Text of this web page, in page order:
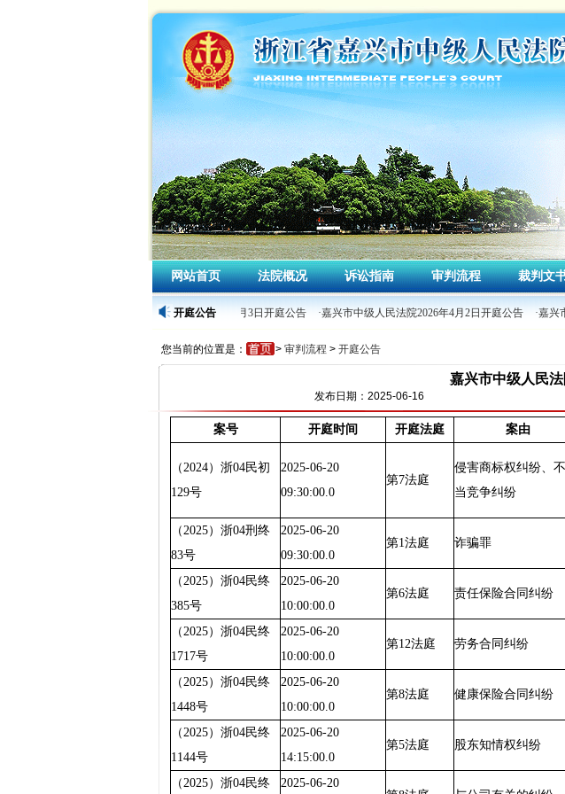
网站首页 法院概况 诉讼指南 审判流程 裁判文
开庭公告
·嘉兴市中级人民法院2026年4月3日开庭公告 ·嘉兴市中级人民法院2026年4月2日开庭公告 ·嘉兴
您当前的位置是： > 审判流程 > 开庭公告
嘉兴市中级人民
发布日期：2025-06-16
案号 开庭时间 开庭法庭 案由
（2024）浙04民初
129号
2025-06-20
09:30:00.0
第7法庭
侵害商标权纠纷、
当竞争纠纷
（2025）浙04刑终
83号
2025-06-20
09:30:00.0
第1法庭 诈骗罪
（2025）浙04民终
385号
2025-06-20
10:00:00.0
第6法庭 责任保险合同纠纷
（2025）浙04民终
1717号
2025-06-20
10:00:00.0
第12法庭 劳务合同纠纷
（2025）浙04民终
1448号
2025-06-20
10:00:00.0
第8法庭 健康保险合同纠纷
（2025）浙04民终
1144号
2025-06-20
14:15:00.0
第5法庭 股东知情权纠纷
（2025）浙04民终
2025-06-20